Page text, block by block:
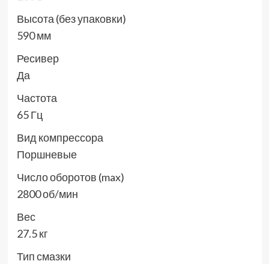
Высота (без упаковки)
590 мм
Ресивер
Да
Частота
65 Гц
Вид компрессора
Поршневые
Число оборотов (max)
2800 об/мин
Вес
27.5 кг
Тип смазки